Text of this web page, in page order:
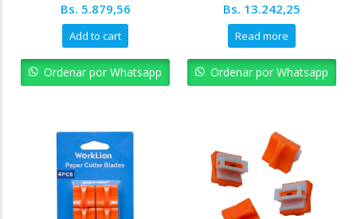
Bs. 5.879,56
Add to cart
Ordenar por Whatsapp
unidades Pointer
Bs. 13.242,25
Read more
Ordenar por Whatsapp